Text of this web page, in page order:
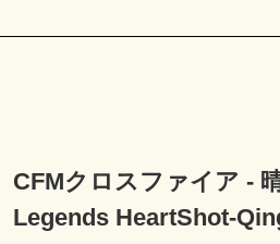
CFMクロスファイア -
Legends HeartShot-